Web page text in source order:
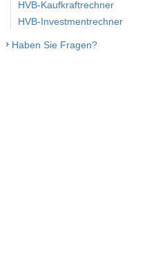
HVB-Kaufkraftrechner
HVB-Investmentrechner
Haben Sie Fragen?